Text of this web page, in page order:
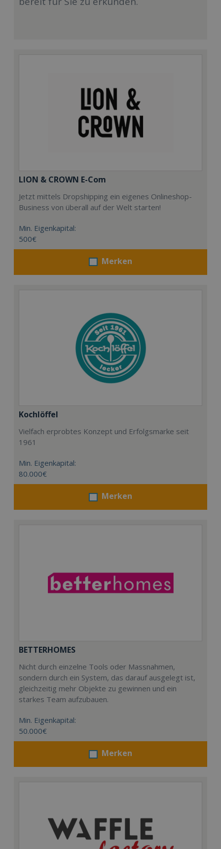
LION & CROWN E-Com
Jetzt mittels Dropshipping ein eigenes Onlineshop-
Business von überall auf der Welt starten!
Min. Eigenkapital:
500€
Merken
Kochlöffel
Vielfach erprobtes Konzept und Erfolgsmarke seit
1961
Min. Eigenkapital:
80.000€
Merken
BETTERHOMES
Nicht durch einzelne Tools oder Massnahmen,
sondern durch ein System, das darauf ausgelegt ist,
gleichzeitig mehr Objekte zu gewinnen und ein
starkes Team aufzubauen.
Min. Eigenkapital:
50.000€
Merken